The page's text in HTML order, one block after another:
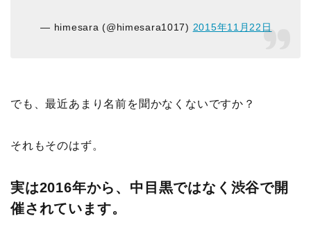
— himesara (@himesara1017) 2015年11月22日
でも、最近あまり名前を聞かなくないですか？
それもそのはず。
実は2016年から、中目黒ではなく渋谷で開
催されています。